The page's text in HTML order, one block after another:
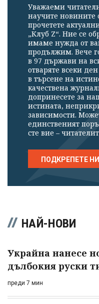
Уважаеми
научите новините
прочетете
„Клуб Z“. Ние се
имаме нужда от
продължим. Вече
в 97 държави на
отваряте всеки
в търсене на
качествена
допринесете за
истината,
зависимости.
единственият
сте вие –
ПОДКРЕПЕТЕ НИ
НАЙ-НОВИ
Украйна нанесе
дълбокия руски
преди 7 мин